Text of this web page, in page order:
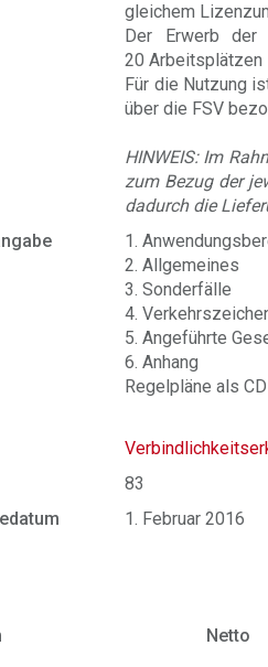
gleichem
Der Erwerb der
20 Arbeitsplätzen
Für die Nutzung
über die FSV
HINWEIS: Im
zum Bezug der
dadurch die
1.
2. Allgemeines
3. Sonderfälle
4.
5. Angeführte
6. Anhang
Regelpläne als
83
1. Februar 2016
Netto